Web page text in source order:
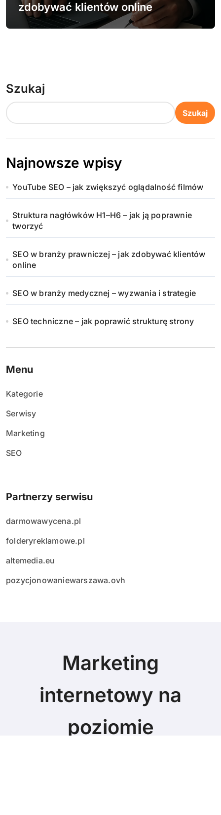
zdobywać klientów online
Szukaj
Szukaj
Najnowsze wpisy
YouTube SEO – jak zwiększyć oglądalność filmów
Struktura nagłówków H1–H6 – jak ją poprawnie
tworzyć
SEO w branży prawniczej – jak zdobywać klientów
online
SEO w branży medycznej – wyzwania i strategie
SEO techniczne – jak poprawić strukturę strony
Menu
Kategorie
Serwisy
Marketing
SEO
Partnerzy serwisu
darmowawycena.pl
folderyreklamowe.pl
altemedia.eu
pozycjonowaniewarszawa.ovh
Marketing
internetowy na
poziomie